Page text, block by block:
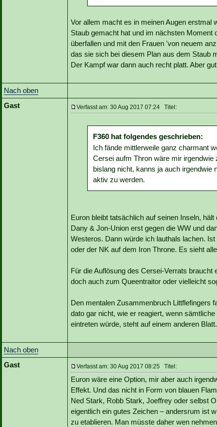
Vor allem macht es in meinen Augen erstmal
Staub gemacht hat und im nächsten
überfallen und mit den Frauen 'von neuem
das sie sich bei diesem Plan aus dem Staub
Der Kampf war dann auch recht platt. Aber
Nach oben
Gast
Verfasst am: 30 Aug 2017 07:24 Titel:
F360 hat folgendes geschrieben:
Ich fände mittlerweile ganz charmant
Cersei aufm Thron wäre mir
bislang nicht, kanns ja auch irgendwie
aktiv zu werden.
Euron bleibt tatsächlich auf seinen Inseln,
Dany & Jon-Union erst gegen die WW und
Westeros. Dann würde ich lauthals lachen.
oder der NK auf dem Iron Throne. Es sieht
Für die Auflösung des Cersei-Verrats
doch auch zum Queentraitor oder vielleicht
Den mentalen Zusammenbruch Littflefingers
dato gar nicht, wie er reagiert, wenn
eintreten würde, steht auf einem anderen
Nach oben
Gast
Verfasst am: 30 Aug 2017 08:25 Titel:
Euron wäre eine Option, mir aber auch
Effekt. Und das nicht in Form von blauen
Ned Stark, Robb Stark, Joeffrey oder selbst
eigentlich ein gutes Zeichen – andersrum ist
zu etablieren. Man müsste daher wen